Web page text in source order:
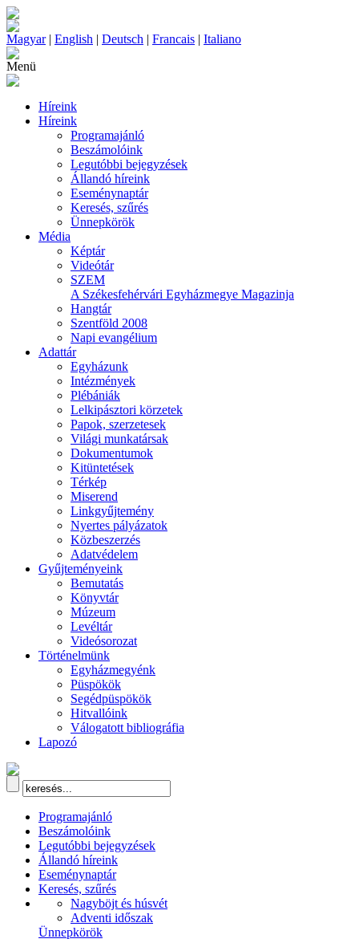
Magyar| English | Deutsch | Francais | Italiano
Menü
Híreink
Híreink
Programajánló
Beszámolóink
Legutóbbi bejegyzések
Állandó híreink
Eseménynaptár
Keresés, szűrés
Ünnepkörök
Média
Képtár
Videótár
SZEM
A Székesfehérvári Egyházmegye Magazinja
Hangtár
Szentföld 2008
Napi evangélium
Adattár
Egyházunk
Intézmények
Plébániák
Lelkipásztori körzetek
Papok, szerzetesek
Világi munkatársak
Dokumentumok
Kitüntetések
Térkép
Miserend
Linkgyűjtemény
Nyertes pályázatok
Közbeszerzés
Adatvédelem
Gyűjteményeink
Bemutatás
Könyvtár
Múzeum
Levéltár
Videósorozat
Történelmünk
Egyházmegyénk
Püspökök
Segédpüspökök
Hitvallóink
Válogatott bibliográfia
Lapozó
Programajánló
Beszámolóink
Legutóbbi bejegyzések
Állandó híreink
Eseménynaptár
Keresés, szűrés
Nagyböjt és húsvét
Adventi időszak
Ünnepkörök